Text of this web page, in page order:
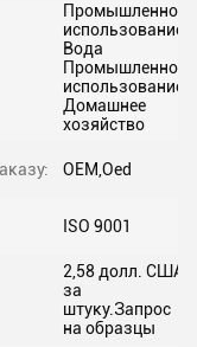
Промышленное
использование,
Вода
Промышленное
использование,
Домашнее
хозяйство
OEM,Oed
ISO 9001
2,58 долл. США
за
штуку.Запрос
на образцы